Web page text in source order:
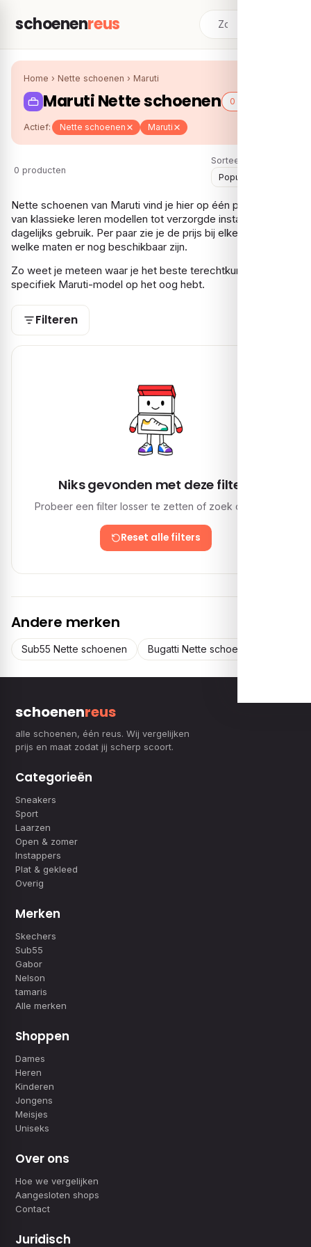
schoenenreus
Home › Nette schoenen › Maruti
Maruti Nette schoenen 0 schoenen
Actief: Nette schoenen Maruti
0 producten
Sorteer:
Nette schoenen van Maruti vind je hier op één plek bij elkaar,
van klassieke leren modellen tot verzorgde instappers voor
dagelijks gebruik. Per paar zie je de prijs bij elke webshop en
welke maten er nog beschikbaar zijn.
Zo weet je meteen waar je het beste terechtkunt als je een
specifiek Maruti-model op het oog hebt.
Filteren
Niks gevonden met deze filters
Probeer een filter losser te zetten of zoek opnieuw.
Reset alle filters
Andere merken
Sub55 Nette schoenen Bugatti Nette schoenen
schoenenreus
alle schoenen, één reus. Wij vergelijken
prijs en maat zodat jij scherp scoort.
Categorieën
Sneakers
Sport
Laarzen
Open & zomer
Instappers
Plat & gekleed
Overig
Merken
Skechers
Sub55
Gabor
Nelson
tamaris
Alle merken
Shoppen
Dames
Heren
Kinderen
Jongens
Meisjes
Uniseks
Over ons
Hoe we vergelijken
Aangesloten shops
Contact
Juridisch